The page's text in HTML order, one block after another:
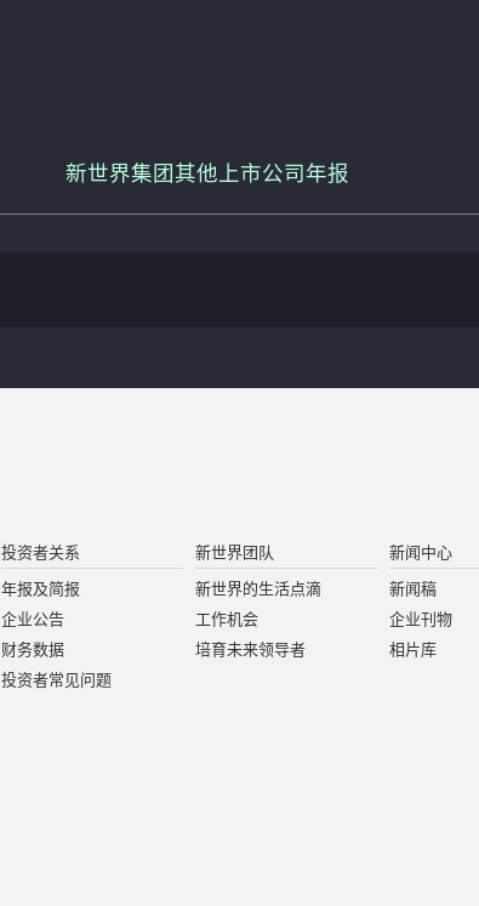
新世界集团其他上市公司年报
投资者关系
年报及简报
企业公告
财务数据
投资者常见问题
新世界团队
新世界的生活点滴
工作机会
培育未来领导者
新闻中心
新闻稿
企业刊物
相片库